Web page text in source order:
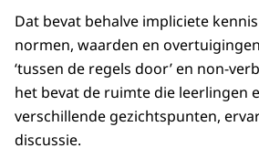
Dat bevat behalve impliciete
normen, waarden en
‘tussen de regels door’ en non-
het bevat de ruimte die leerlingen
verschillende gezichtspunten,
discussie.